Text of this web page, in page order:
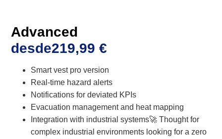
Advanced
desde219,99€
Smart vest pro version
Real-time hazard alerts
Notifications for deviated KPIs
Evacuation management and heat mapping
Integration with industrial systems🚀 Thought for
complex industrial environments looking for a zero